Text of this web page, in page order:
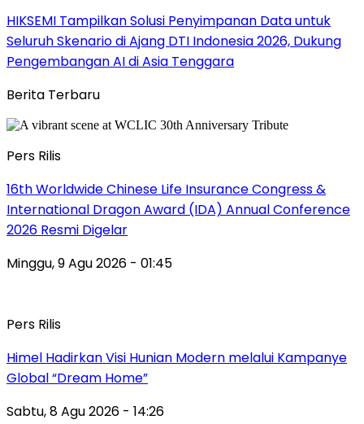
HIKSEMI Tampilkan Solusi Penyimpanan Data untuk
Seluruh Skenario di Ajang DTI Indonesia 2026, Dukung
Pengembangan AI di Asia Tenggara
Berita Terbaru
Pers Rilis
16th Worldwide Chinese Life Insurance Congress &
International Dragon Award (IDA) Annual Conference
2026 Resmi Digelar
Minggu, 9 Agu 2026 - 01:45
Pers Rilis
Himel Hadirkan Visi Hunian Modern melalui Kampanye
Global “Dream Home”
Sabtu, 8 Agu 2026 - 14:26